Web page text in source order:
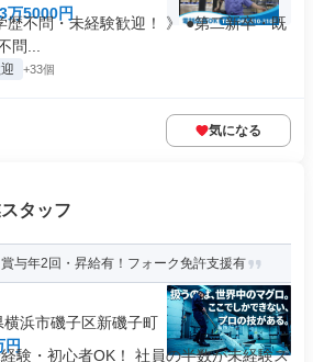
万5000円
歴不問・未経験歓迎！ 》 ●第二新卒・既
問...
+33個
気になる
タッフ
賞与年2回・昇給有！フォーク免許支援有
浜市磯子区新磯子町
円
験・初心者OK！ 社員の半数が未経験ス